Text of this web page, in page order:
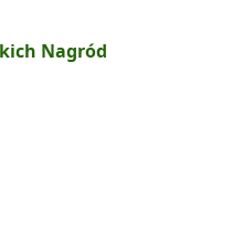
Nagród